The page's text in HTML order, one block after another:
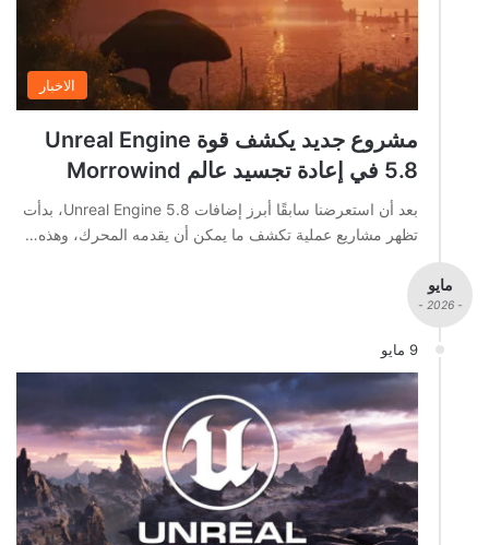
الاخبار
مشروع جديد يكشف قوة Unreal Engine
5.8 في إعادة تجسيد عالم Morrowind
بعد أن استعرضنا سابقًا أبرز إضافات Unreal Engine 5.8، بدأت
تظهر مشاريع عملية تكشف ما يمكن أن يقدمه المحرك، وهذه…
مايو
- 2026 -
9 مايو